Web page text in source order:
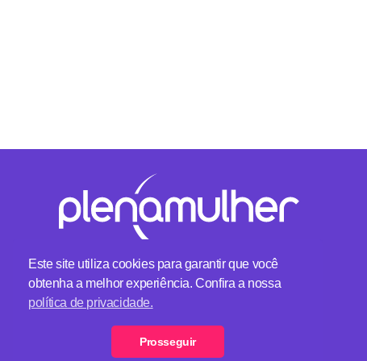
Este site utiliza cookies para garantir que você
obtenha a melhor experiência. Confira a nossa
política de privacidade.
Prosseguir
Plena Mulher - Um lugar feminino
Telefone:(11) 2369-0000
Formulário de Contato